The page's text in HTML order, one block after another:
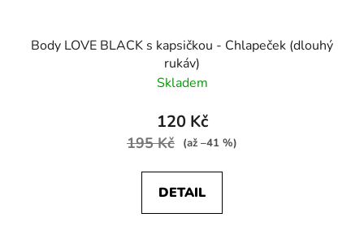
Body LOVE BLACK s kapsičkou - Chlapeček (dlouhý
rukáv)
Skladem
120 Kč
195 Kč (až –41 %)
DETAIL